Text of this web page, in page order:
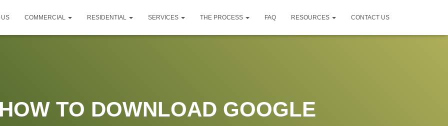
US COMMERCIAL RESIDENTIAL SERVICES THE PROCESS FAQ RESOURCES CONTACT US
TO DOWNLOAD GOOGLE